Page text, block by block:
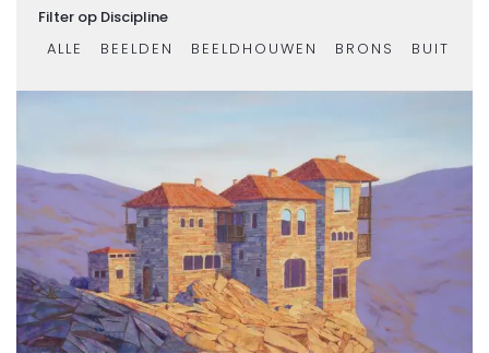
Filter op Discipline
BEELDEN
BEELDHOUWEN BRONS
ALLE